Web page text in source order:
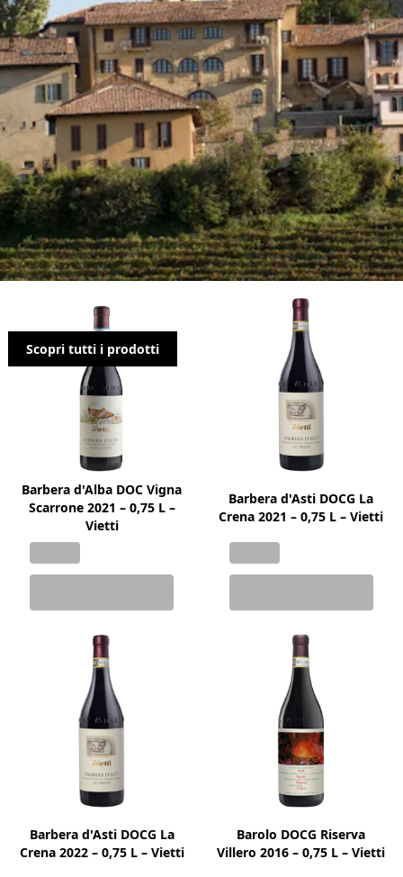
Scopri tutti i prodotti
Barbera d'Alba DOC Vigna
Scarrone 2021 – 0,75 L –
Vietti
Barbera d'Asti DOCG La
Crena 2021 – 0,75 L – Vietti
Barbera d'Asti DOCG La
Crena 2022 – 0,75 L – Vietti
Barolo DOCG Riserva
Villero 2016 – 0,75 L – Vietti